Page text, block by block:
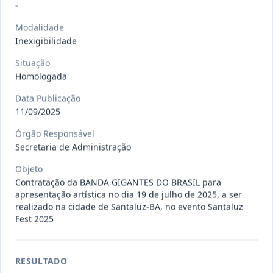
027/2026
Pregão
Situação:
025/2026
Pregão
Eletrônico
CONTRATAÇÃO DE EMPRESA PARA
LOCAÇÃO...
Situação
-
Modalidade
Inexigibilidade
Situação
Homologada
Data Publicação
11/09/2025
Órgão Responsável
Secretaria de Administração
Objeto
Contratação da BANDA GIGANTES DO BRASIL para
apresentação artística no dia 19 de julho de 2025, a ser
realizado na cidade de Santaluz-BA, no evento Santaluz
Fest 2025
RESULTADO